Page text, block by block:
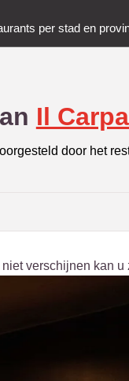
per stad en
Il
door het
niet verschijnen kan u